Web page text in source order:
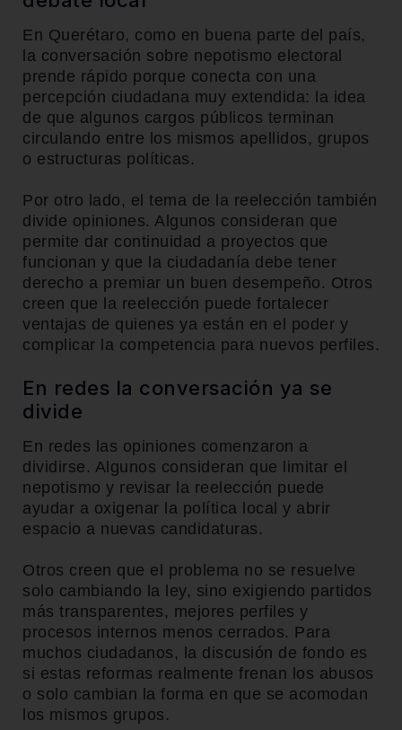
En Querétaro, como en buena parte del país,
la conversación sobre nepotismo electoral
prende rápido porque conecta con una
percepción ciudadana muy extendida: la idea
de que algunos cargos públicos terminan
circulando entre los mismos apellidos, grupos
o estructuras políticas.
Por otro lado, el tema de la reelección también
divide opiniones. Algunos consideran que
permite dar continuidad a proyectos que
funcionan y que la ciudadanía debe tener
derecho a premiar un buen desempeño. Otros
creen que la reelección puede fortalecer
ventajas de quienes ya están en el poder y
complicar la competencia para nuevos perfiles.
En redes la conversación ya se
divide
En redes las opiniones comenzaron a
dividirse. Algunos consideran que limitar el
nepotismo y revisar la reelección puede
ayudar a oxigenar la política local y abrir
espacio a nuevas candidaturas.
Otros creen que el problema no se resuelve
solo cambiando la ley, sino exigiendo partidos
más transparentes, mejores perfiles y
procesos internos menos cerrados. Para
muchos ciudadanos, la discusión de fondo es
si estas reformas realmente frenan los abusos
o solo cambian la forma en que se acomodan
los mismos grupos.